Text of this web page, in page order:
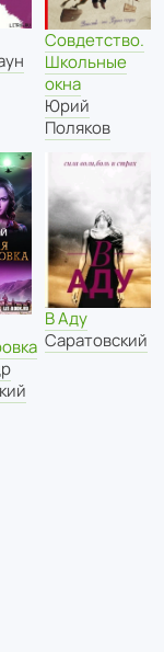
Совдетство.
Школьные
окна
Юрий
Поляков
В Аду
Саратовский